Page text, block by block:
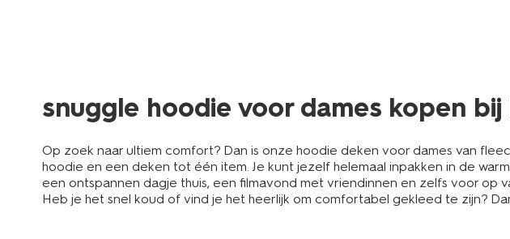
snuggle hoodie voor dames kopen bij
Op zoek naar ultiem comfort? Dan is onze hoodie deken voor dames van
hoodie en een deken tot één item. Je kunt jezelf helemaal inpakken in de
een ontspannen dagje thuis, een filmavond met vriendinnen en zelfs voor op
Heb je het snel koud of vind je het heerlijk om comfortabel gekleed te zijn?